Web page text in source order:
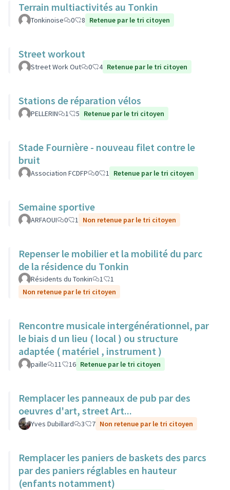
Terrain multiactivités au Tonkin
Tonkinoise 0 8 Retenue par le tri citoyen
Street workout
Street Work Out 0 4 Retenue par le tri citoyen
Stations de réparation vélos
PELLERIN 1 5 Retenue par le tri citoyen
Stade Fournière - nouveau filet contre le
bruit
Association FCDFP 0 1 Retenue par le tri citoyen
Semaine sportive
ARFAOUI 0 1 Non retenue par le tri citoyen
Repenser le mobilier et la mobilité du parc
de la résidence du Tonkin
Résidents du Tonkin 1
1
Non retenue par le tri citoyen
Rencontre musicale intergénérationnel, par
le biais d un lieu ( local ) ou structure
adaptée ( matériel , instrument )
paille 11 16 Retenue par le tri citoyen
Remplacer les panneaux de pub par des
oeuvres d'art, street Art...
Yves Dubillard 3 7 Non retenue par le tri citoyen
Remplacer les paniers de baskets des parcs
par des paniers réglables en hauteur
(enfants notamment)